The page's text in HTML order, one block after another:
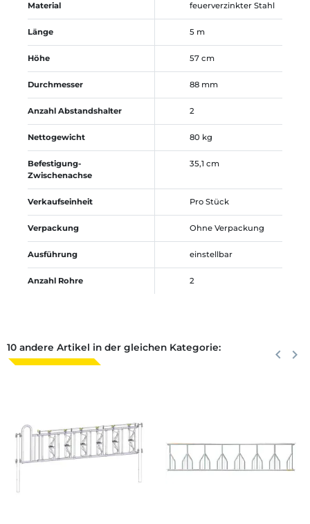
Material feuerverzinkter Stahl
Länge 5 m
Höhe 57 cm
Durchmesser 88 mm
Anzahl Abstandshalter 2
Nettogewicht 80 kg
Befestigung-
Zwischenachse
35,1 cm
Verkaufseinheit Pro Stück
Verpackung Ohne Verpackung
Ausführung einstellbar
Anzahl Rohre 2
10 andere Artikel in der gleichen Kategorie: Zurück
keyboard_arrow_left keyboard_arrow_right